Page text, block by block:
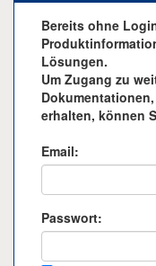
Bereits ohne
Lösungen.
Um Zugang zu
erhalten, können
Email:
Passwort: